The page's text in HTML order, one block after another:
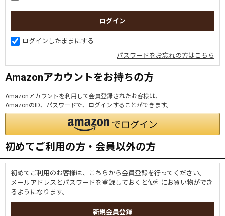
ログインしたままにする
パスワードをお忘れの方はこちら
Amazonアカウントをお持ちの方
Amazonアカウントを利用して会員登録されたお客様は、
AmazonのID、パスワードで、ログインすることができます。
初めてご利用の方・会員以外の方
初めてご利用のお客様は、こちらから会員登録を行ってください。
メールアドレスとパスワードを登録しておくと便利にお買い物ができ
るようになります。